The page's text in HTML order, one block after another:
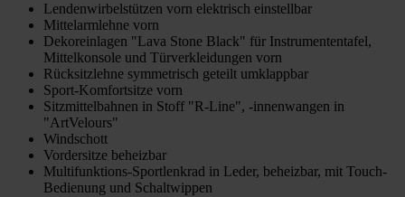
Lendenwirbelstützen vorn elektrisch einstellbar
Mittelarmlehne vorn
Dekoreinlagen "Lava Stone Black" für Instrumententafel,
Mittelkonsole und Türverkleidungen vorn
Rücksitzlehne symmetrisch geteilt umklappbar
Sport-Komfortsitze vorn
Sitzmittelbahnen in Stoff "R-Line", -innenwangen in
"ArtVelours"
Windschott
Vordersitze beheizbar
Multifunktions-Sportlenkrad in Leder, beheizbar, mit Touch-
Bedienung und Schaltwippen